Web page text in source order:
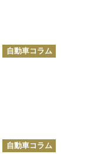
カ
テ
自動車コラム
カ
テ
自動車コラム